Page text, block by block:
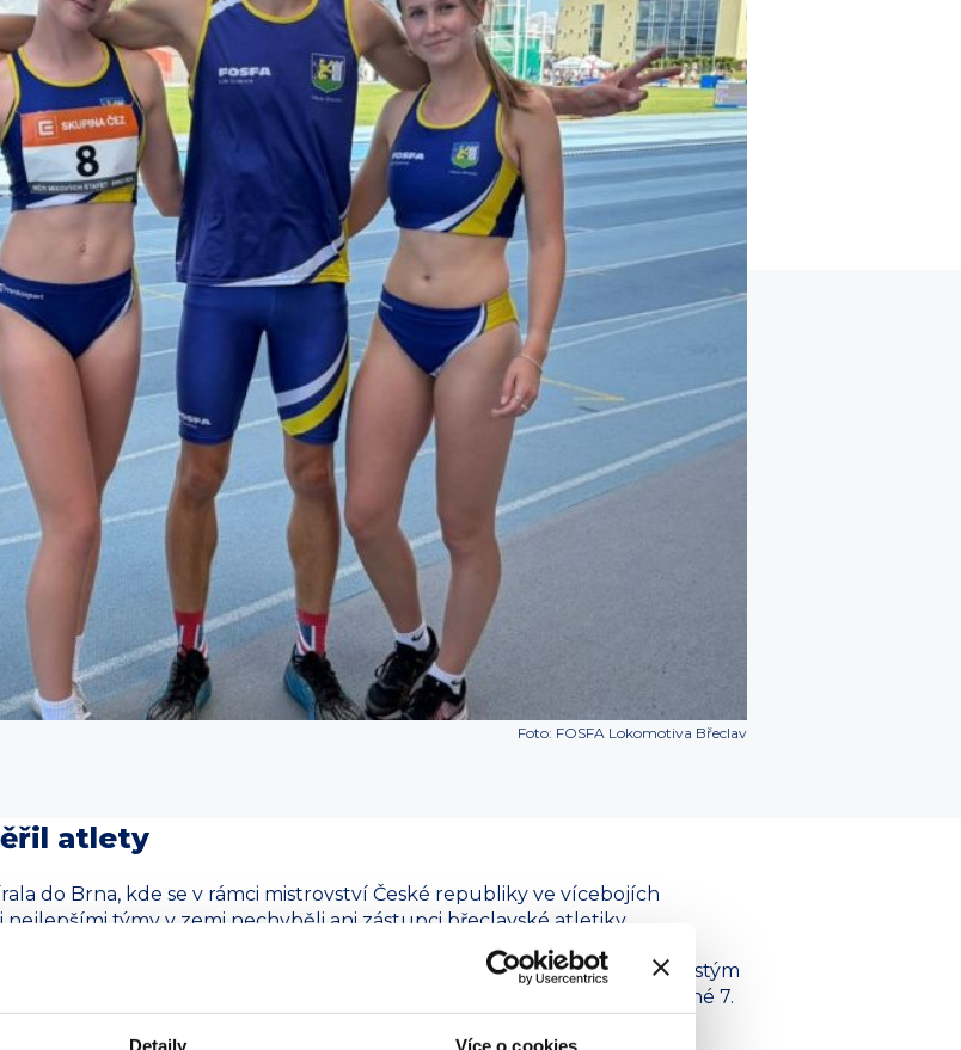
Detaily Více o cookies
Foto: FOSFA Lokomotiva Břeclav
atlety
do Brna, kde se v rámci mistrovství České republiky ve vícebojích
týmy v zemi nechyběli ani zástupci břeclavské atletiky.
Tamara Mank, Ondřej Varga a Veronika Janíková postoupila do finále šestým
jedna z předávek podle představ, přesto kvarteto vybojovalo cenné 7.
šampionátu je sama o sobě odměnou za dlouhodobé úsilí,